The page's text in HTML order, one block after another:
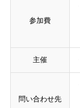
参加費
主催
問い合わせ先